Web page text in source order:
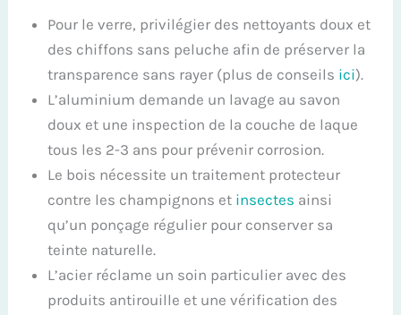
Pour le verre, privilégier des nettoyants doux et
des chiffons sans peluche afin de préserver la
transparence sans rayer (plus de conseils ici).
L’aluminium demande un lavage au savon
doux et une inspection de la couche de laque
tous les 2-3 ans pour prévenir corrosion.
Le bois nécessite un traitement protecteur
contre les champignons et insectes ainsi
qu’un ponçage régulier pour conserver sa
teinte naturelle.
L’acier réclame un soin particulier avec des
produits antirouille et une vérification des